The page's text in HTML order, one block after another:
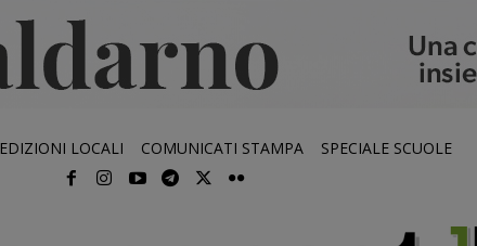
EDIZIONI LOCALI COMUNICATI STAMPA SPECIALE SCUOLE